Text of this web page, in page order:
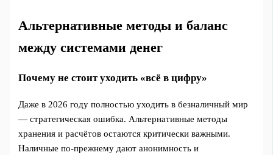
Альтернативные методы и баланс
между системами денег
Почему не стоит уходить «всё в цифру»
Даже в 2026 году полностью уходить в безналичный мир
— стратегическая ошибка. Альтернативные методы
хранения и расчётов остаются критически важными.
Наличные по‑прежнему дают анонимность и